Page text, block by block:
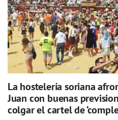
La hostelería soriana
Juan con buenas
colgar el cartel de